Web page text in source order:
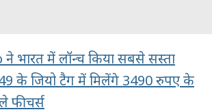
ने भारत में लॉन्च किया सबसे सस्ता
के जियो टैग में मिलेंगे 3490 रुपए के
फीचर्स